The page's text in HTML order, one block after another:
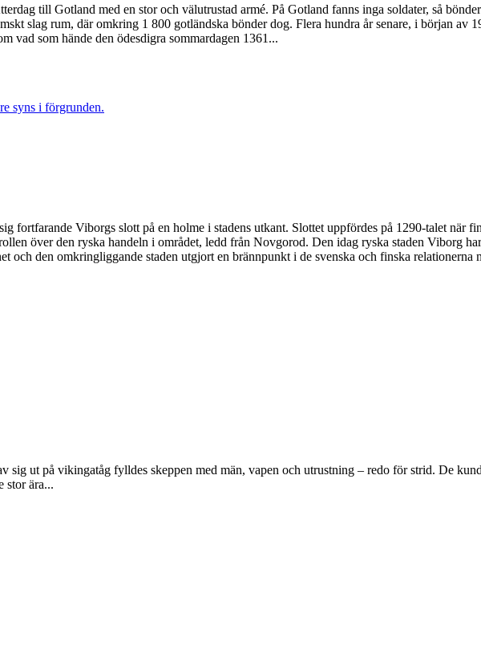
till Gotland med en stor och välutrustad armé. På Gotland fanns inga soldater, så
slag rum, där omkring 1 800 gotländska bönder dog. Flera hundra år senare, i början av
vad som hände den ödesdigra sommardagen 1361...
fortfarande Viborgs slott på en holme i stadens utkant. Slottet uppfördes på 1290-talet när
över den ryska handeln i området, ledd från Novgorod. Den idag ryska staden Viborg
och den omkringliggande staden utgjort en brännpunkt i de svenska och finska relationerna
sig ut på vikingatåg fylldes skeppen med män, vapen och utrustning – redo för strid. De
stor ära...